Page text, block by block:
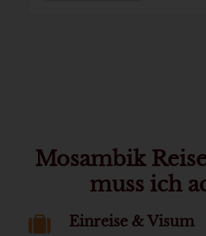
Mosambik
muss ich
Einreise & Visum